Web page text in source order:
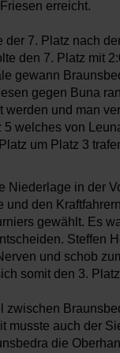
erreicht.
7. Platz nach
den 7. Platz mit
gewann
gegen Buna
werden und man
welches von
um Platz 3
Niederlage in der
und den
gewählt. Es
Steffen
und schob
somit den 3.
zwischen
musste auch der
die